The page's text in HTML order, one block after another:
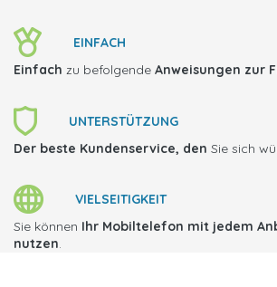
EINFACH
Einfach zu befolgende Anweisungen zur
UNTERSTÜTZUNG
Der beste Kundenservice, den Sie sich
VIELSEITIGKEIT
Sie können Ihr Mobiltelefon mit jedem
nutzen.